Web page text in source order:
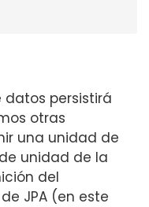
persistirá
otras
una unidad de
unidad de la
del
JPA (en este